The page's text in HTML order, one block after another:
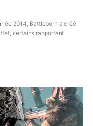
2014, Battleborn a créé
certains rapportent